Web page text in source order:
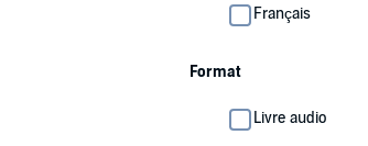
Français
Format
Livre audio